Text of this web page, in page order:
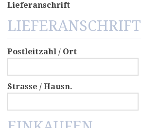
Lieferanschrift
LIEFERANSCHRIFT
Postleitzahl / Ort
Strasse / Hausn.